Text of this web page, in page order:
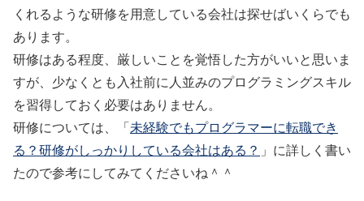
くれるような研修を用意している会社は探せばいくらでも
あります。
研修はある程度、厳しいことを覚悟した方がいいと思いま
すが、少なくとも入社前に人並みのプログラミングスキル
を習得しておく必要はありません。
研修については、「未経験でもプログラマーに転職でき
る？研修がしっかりしている会社はある？ 」に詳しく書い
たので参考にしてみてくださいね＾＾